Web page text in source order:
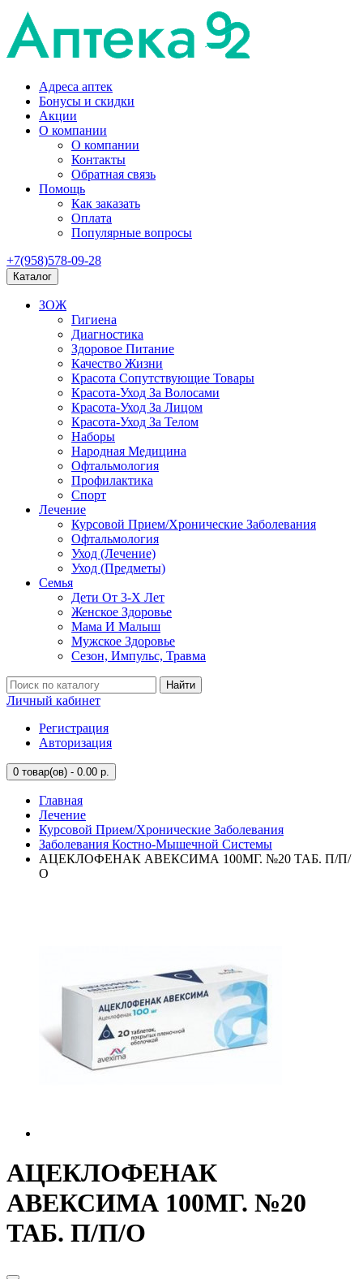
Адреса аптек
Бонусы и скидки
Акции
О компании
О компании
Контакты
Обратная связь
Помощь
Как заказать
Оплата
Популярные вопросы
+7(958)578-09-28
Каталог
ЗОЖ
Гигиена
Диагностика
Здоровое Питание
Качество Жизни
Красота Сопутствующие Товары
Красота-Уход За Волосами
Красота-Уход За Лицом
Красота-Уход За Телом
Наборы
Народная Медицина
Офтальмология
Профилактика
Спорт
Лечение
Курсовой Прием/Хронические Заболевания
Офтальмология
Уход (Лечение)
Уход (Предметы)
Семья
Дети От 3-Х Лет
Женское Здоровье
Мама И Малыш
Мужское Здоровье
Сезон, Импульс, Травма
Найти
Личный кабинет
Регистрация
Авторизация
0 товар(ов) - 0.00 р.
Главная
Лечение
Курсовой Прием/Хронические Заболевания
Заболевания Костно-Мышечной Системы
АЦЕКЛОФЕНАК АВЕКСИМА 100МГ. №20 ТАБ. П/П/
О
АЦЕКЛОФЕНАК
АВЕКСИМА 100МГ. №20
ТАБ. П/П/О